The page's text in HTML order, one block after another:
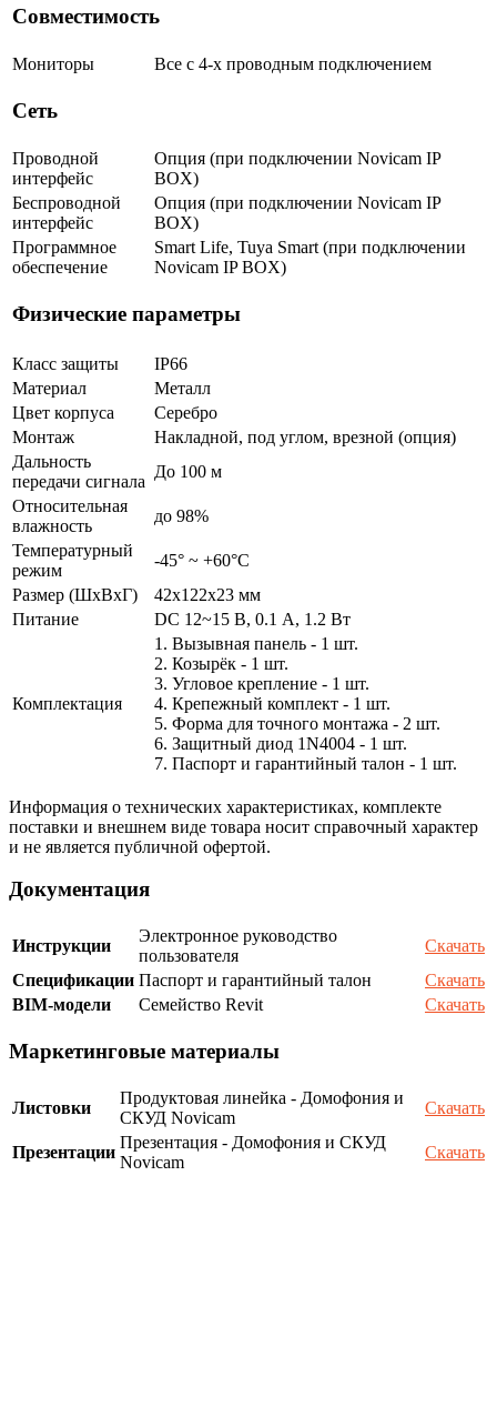
Совместимость
Мониторы Все с 4-х проводным подключением
Сеть
Проводной
интерфейс
Опция (при подключении Novicam IP
BOX)
Беспроводной
интерфейс
Опция (при подключении Novicam IP
BOX)
Программное
обеспечение
Smart Life, Tuya Smart (при подключении
Novicam IP BOX)
Физические параметры
Класс защиты
IP66
Материал
Металл
Цвет корпуса
Серебро
Монтаж
Накладной, под углом, врезной (опция)
Дальность
передачи сигнала
До 100 м
Относительная
влажность
до 98%
Температурный
режим
-45° ~ +60°С
Размер (ШxВxГ)
42x122x23 мм
Питание
DC 12~15 В, 0.1 А, 1.2 Вт
Комплектация
1. Вызывная панель - 1 шт.
2. Козырёк - 1 шт.
3. Угловое крепление - 1 шт.
4. Крепежный комплект - 1 шт.
5. Форма для точного монтажа - 2 шт.
6. Защитный диод 1N4004 - 1 шт.
7. Паспорт и гарантийный талон - 1 шт.
Информация о технических характеристиках, комплекте
поставки и внешнем виде товара носит справочный характер
и не является публичной офертой.
Документация
Инструкции
Электронное руководство
пользователя
Скачать
Спецификации Паспорт и гарантийный талон
Скачать
BIM-модели
Семейство Revit Скачать
Маркетинговые материалы
Листовки
Продуктовая линейка - Домофония и
СКУД Novicam
Скачать
Презентации
Презентация - Домофония и СКУД
Novicam
Скачать